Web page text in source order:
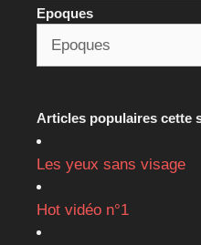
Epoques
Articles populaires cette
Les yeux sans visage
Hot vidéo n°1